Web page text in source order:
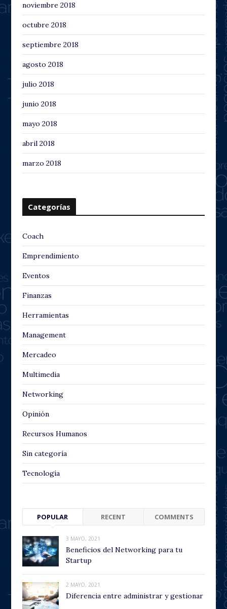
noviembre 2018
octubre 2018
septiembre 2018
agosto 2018
julio 2018
junio 2018
mayo 2018
abril 2018
marzo 2018
Categorías
Coach
Emprendimiento
Eventos
Finanzas
Herramientas
Management
Mercadeo
Multimedia
Networking
Opinión
Recursos Humanos
Sin categoría
Tecnología
POPULAR RECENT COMMENTS
3 MAYO, 2021
Beneficios del Networking para tu
Startup
2 MAYO, 2021
Diferencia entre administrar y gestionar